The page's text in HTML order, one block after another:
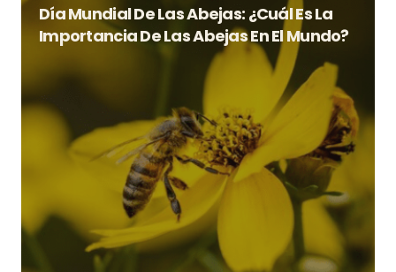
Día Mundial De Las Abejas: ¿Cuál Es La
Importancia De Las Abejas En El Mundo?